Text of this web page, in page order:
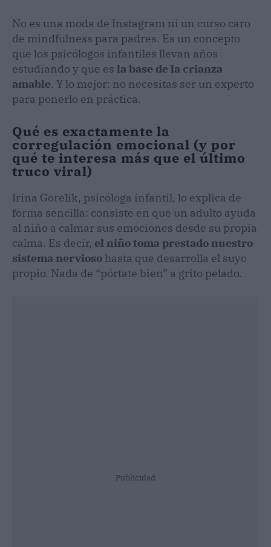
No es una moda de Instagram ni un curso caro
de mindfulness para padres. Es un concepto
que los psicólogos infantiles llevan años
estudiando y que es la base de la crianza
amable. Y lo mejor: no necesitas ser un experto
para ponerlo en práctica.
Qué es exactamente la
corregulación emocional (y por
qué te interesa más que el último
truco viral)
Irina Gorelik, psicóloga infantil, lo explica de
forma sencilla: consiste en que un adulto ayuda
al niño a calmar sus emociones desde su propia
calma. Es decir, el niño toma prestado nuestro
sistema nervioso hasta que desarrolla el suyo
propio. Nada de “pórtate bien” a grito pelado.
Publicidad